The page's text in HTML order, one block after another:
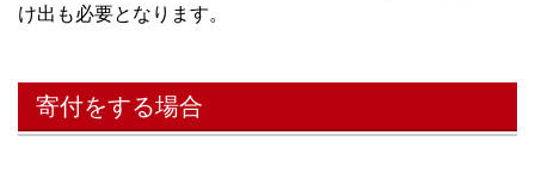
け出も必要となります。
寄付をする場合